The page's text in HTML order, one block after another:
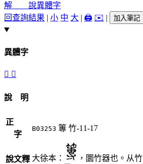
解 說異體字
回查詢結果 | 小 中 大 | 🖨️ ✉️ | 加入筆記
異體字
𥮔 󸏰
說 明
正
字
B03253 篿 竹-11-17
說文釋 大徐本：
，圜竹器也。从